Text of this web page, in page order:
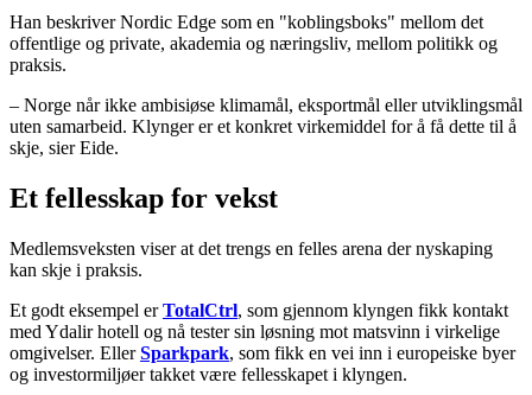
Han beskriver Nordic Edge som en "koblingsboks" mellom det
offentlige og private, akademia og næringsliv, mellom politikk og
praksis.
– Norge når ikke ambisiøse klimamål, eksportmål eller utviklingsmål
uten samarbeid. Klynger er et konkret virkemiddel for å få dette til å
skje, sier Eide.
Et fellesskap for vekst
Medlemsveksten viser at det trengs en felles arena der nyskaping
kan skje i praksis.
Et godt eksempel erTotalCtrl, som gjennom klyngen fikk kontakt
med Ydalir hotell og nå tester sin løsning mot matsvinn i virkelige
omgivelser. EllerSparkpark, som fikk en vei inn i europeiske byer
og investormiljøer takket være fellesskapet i klyngen.